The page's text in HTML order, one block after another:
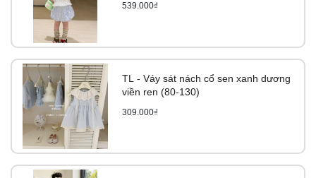
539.000₫
TL - Váy sát nách cổ sen xanh dương
viền ren (80-130)
309.000₫